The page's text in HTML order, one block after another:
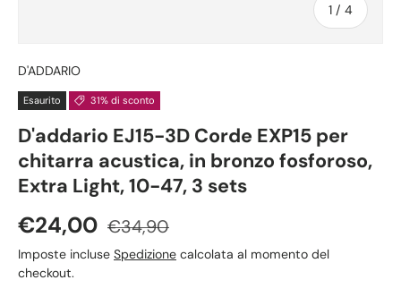
1 / di
4
D'ADDARIO
Esaurito 31% di sconto
D'addario EJ15-3D Corde EXP15 per
chitarra acustica, in bronzo fosforoso,
Extra Light, 10-47, 3 sets
Prezzo di vendita
€24,00 Prezzo normale
€34,90
Imposte incluse Spedizione calcolata al momento del
checkout.